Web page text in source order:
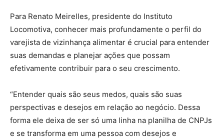
Para Renato Meirelles, presidente do Instituto
Locomotiva, conhecer mais profundamente o perfil do
varejista de vizinhança alimentar é crucial para entender
suas demandas e planejar ações que possam
efetivamente contribuir para o seu crescimento.
“Entender quais são seus medos, quais são suas
perspectivas e desejos em relação ao negócio. Dessa
forma ele deixa de ser só uma linha na planilha de CNPJs
e se transforma em uma pessoa com desejos e